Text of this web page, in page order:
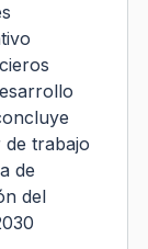
de trabajo
de
del